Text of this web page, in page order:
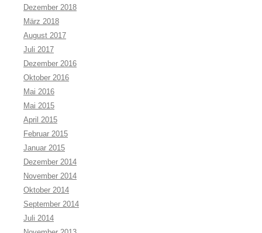
Dezember 2018
März 2018
August 2017
Juli 2017
Dezember 2016
Oktober 2016
Mai 2016
Mai 2015
April 2015
Februar 2015
Januar 2015
Dezember 2014
November 2014
Oktober 2014
September 2014
Juli 2014